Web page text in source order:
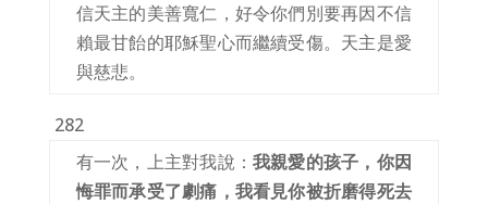
信天主的美善寬仁，好令你們別要再因不信
賴最甘飴的耶穌聖心而繼續受傷。天主是愛
與慈悲。
282
有一次，上主對我說：我親愛的孩子，你因
悔罪而承受了劇痛，我看見你被折磨得死去